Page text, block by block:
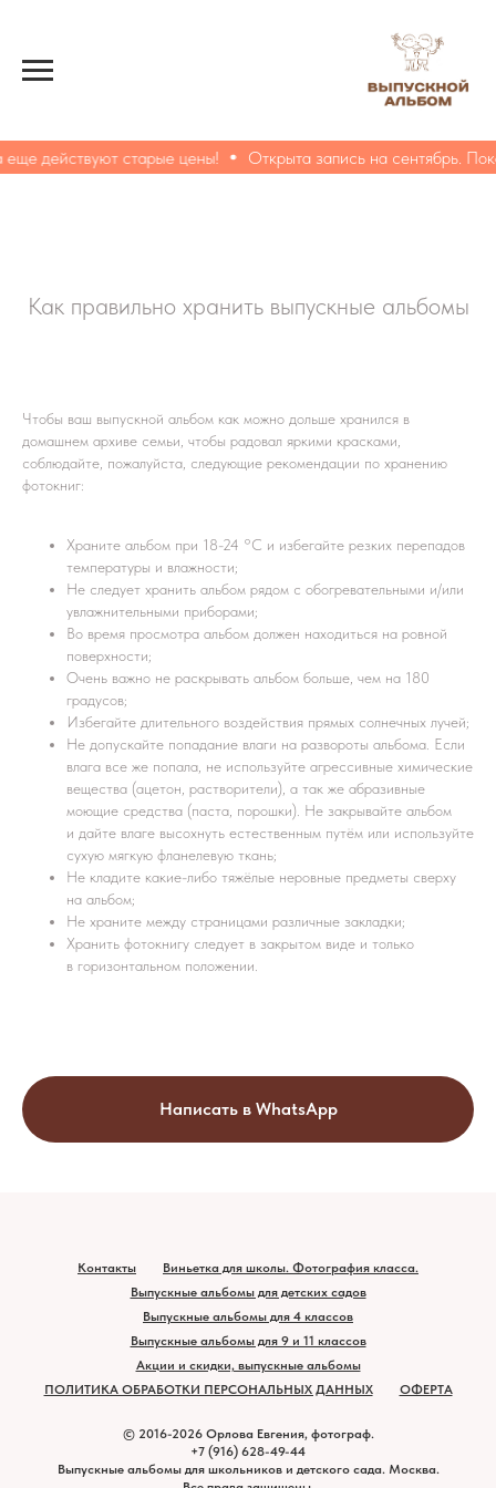
действуют старые цены! Открыта запись на сентябрь.
Как правильно хранить выпускные альбомы
Чтобы ваш выпускной альбом как можно дольше хранился в
домашнем архиве семьи, чтобы радовал яркими красками,
соблюдайте, пожалуйста, следующие рекомендации по хранению
фотокниг:
Храните альбом при 18-24 °С и избегайте резких перепадов
температуры и влажности;
Не следует хранить альбом рядом с обогревательными и/или
увлажнительными приборами;
Во время просмотра альбом должен находиться на ровной
поверхности;
Очень важно не раскрывать альбом больше, чем на 180
градусов;
Избегайте длительного воздействия прямых солнечных лучей;
Не допускайте попадание влаги на развороты альбома. Если
влага все же попала, не используйте агрессивные химические
вещества (ацетон, растворители), а так же абразивные
моющие средства (паста, порошки). Не закрывайте альбом
и дайте влаге высохнуть естественным путём или используйте
сухую мягкую фланелевую ткань;
Не кладите какие-либо тяжёлые неровные предметы сверху
на альбом;
Не храните между страницами различные закладки;
Хранить фотокнигу следует в закрытом виде и только
в горизонтальном положении.
Написать в WhatsApp
Контакты
Виньетка для школы. Фотография класса.
Выпускные альбомы для детских садов
Выпускные альбомы для 4 классов
Выпускные альбомы для 9 и 11 классов
Акции и скидки, выпускные альбомы
ПОЛИТИКА ОБРАБОТКИ ПЕРСОНАЛЬНЫХ ДАННЫХ
ОФЕРТА
© 2016-2026 Орлова Евгения, фотограф.
+7 (916) 628-49-44
Выпускные альбомы для школьников и детского сада. Москва.